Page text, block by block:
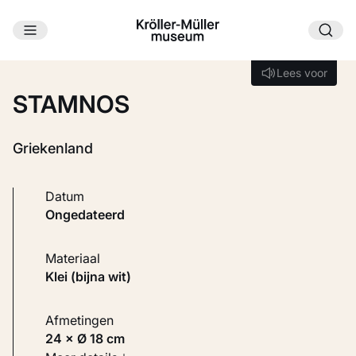
Ga naar hoofdinhoud
Lees voor
Lees voor
STAMNOS
Griekenland
Datum
ongedateerd
Materiaal
Klei (bijna wit)
Afmetingen
24 × Ø 18 cm